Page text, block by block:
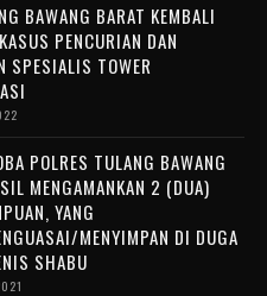
BAWANG BARAT KEMBALI
PENCURIAN DAN
SPESIALIS TOWER
POLRES TULANG BAWANG
MENGAMANKAN 2 (DUA)
YANG
MENYIMPAN DI DUGA
SHABU